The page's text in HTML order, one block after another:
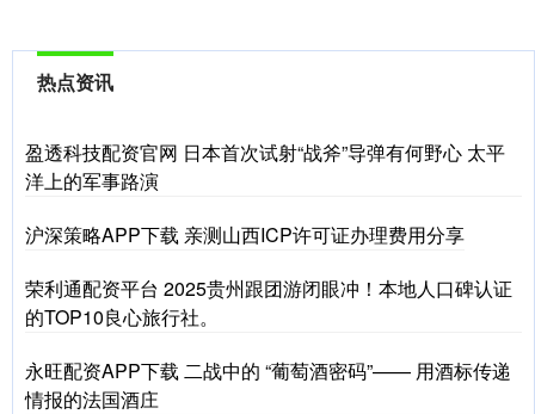
热点资讯
盈透科技配资官网 日本首次试射“战斧”导弹有何野心 太平
洋上的军事路演
沪深策略APP下载 亲测山西ICP许可证办理费用分享
荣利通配资平台 2025贵州跟团游闭眼冲！本地人口碑认证
的TOP10良心旅行社。
永旺配资APP下载 二战中的 “葡萄酒密码”—— 用酒标传递
情报的法国酒庄